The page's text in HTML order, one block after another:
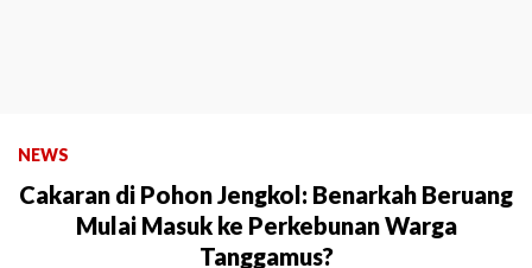
NEWS
Cakaran di Pohon Jengkol: Benarkah Beruang
Mulai Masuk ke Perkebunan Warga
Tanggamus?